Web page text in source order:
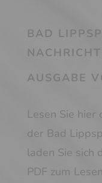
BAD
AUSGABE
Lesen Sie
der Bad
laden Sie sich
PDF zum